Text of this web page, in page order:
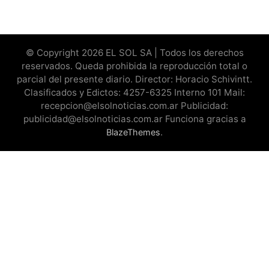
© Copyright 2026 EL SOL SA | Todos los derechos
reservados. Queda prohibida la reproducción total o
parcial del presente diario. Director: Horacio Schivintt.
Clasificados y Edictos: 4257-6325 Interno 101 Mail:
recepcion@elsolnoticias.com.ar Publicidad:
publicidad@elsolnoticias.com.ar Funciona gracias a
BlazeThemes.